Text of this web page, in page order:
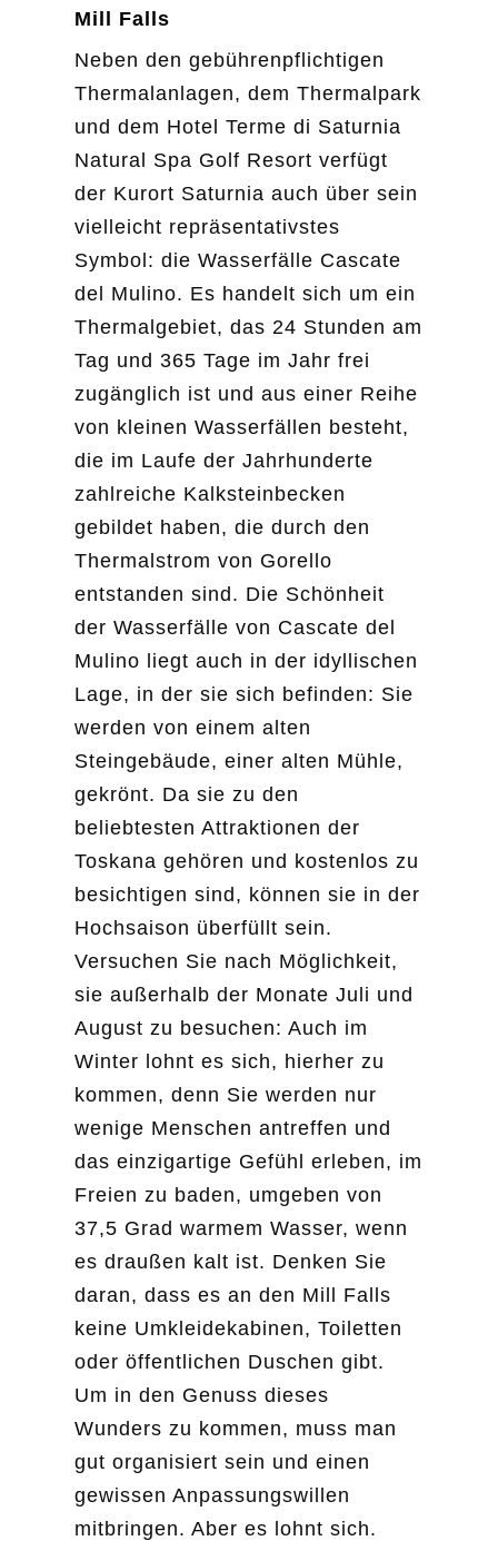
Mill Falls
Neben den gebührenpflichtigen
Thermalanlagen, dem Thermalpark
und dem Hotel Terme di Saturnia
Natural Spa Golf Resort verfügt
der Kurort Saturnia auch über sein
vielleicht repräsentativstes
Symbol: die Wasserfälle Cascate
del Mulino. Es handelt sich um ein
Thermalgebiet, das 24 Stunden am
Tag und 365 Tage im Jahr frei
zugänglich ist und aus einer Reihe
von kleinen Wasserfällen besteht,
die im Laufe der Jahrhunderte
zahlreiche Kalksteinbecken
gebildet haben, die durch den
Thermalstrom von Gorello
entstanden sind. Die Schönheit
der Wasserfälle von Cascate del
Mulino liegt auch in der idyllischen
Lage, in der sie sich befinden: Sie
werden von einem alten
Steingebäude, einer alten Mühle,
gekrönt. Da sie zu den
beliebtesten Attraktionen der
Toskana gehören und kostenlos zu
besichtigen sind, können sie in der
Hochsaison überfüllt sein.
Versuchen Sie nach Möglichkeit,
sie außerhalb der Monate Juli und
August zu besuchen: Auch im
Winter lohnt es sich, hierher zu
kommen, denn Sie werden nur
wenige Menschen antreffen und
das einzigartige Gefühl erleben, im
Freien zu baden, umgeben von
37,5 Grad warmem Wasser, wenn
es draußen kalt ist. Denken Sie
daran, dass es an den Mill Falls
keine Umkleidekabinen, Toiletten
oder öffentlichen Duschen gibt.
Um in den Genuss dieses
Wunders zu kommen, muss man
gut organisiert sein und einen
gewissen Anpassungswillen
mitbringen. Aber es lohnt sich.